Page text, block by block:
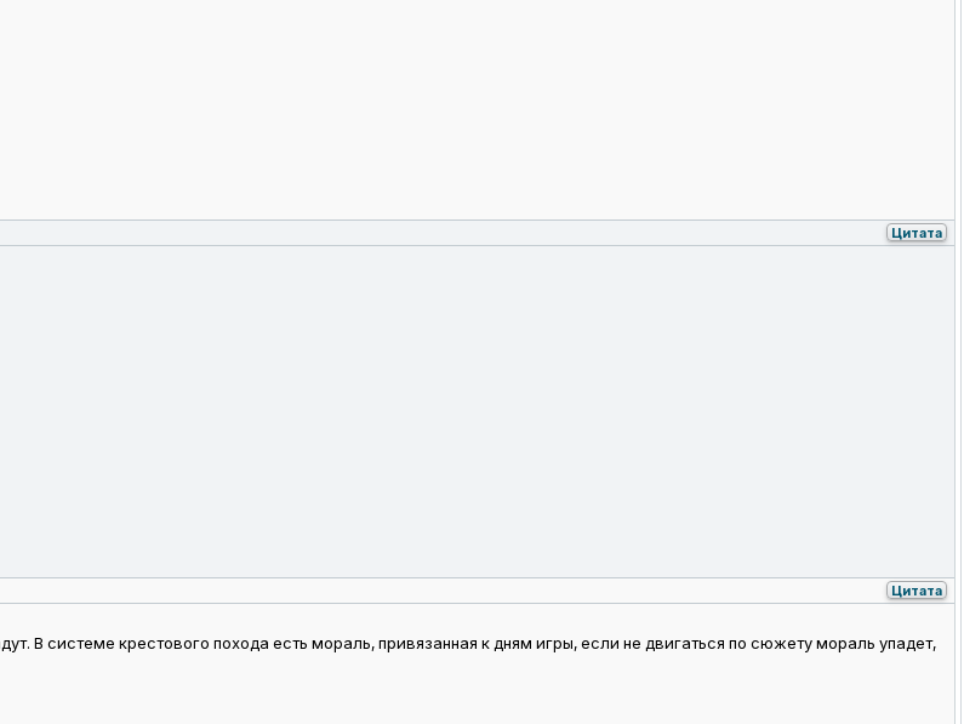
Цитата
Цитата
В системе крестового похода есть мораль, привязанная к дням игры, если не двигаться по сюжету мораль упадет,